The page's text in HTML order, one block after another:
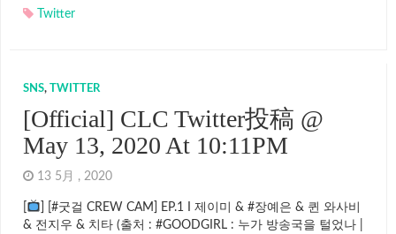
Twitter
SNS, TWITTER
[Official] CLC Twitter投稿 @
May 13, 2020 At 10:11PM
13 5月 , 2020
] [#굿걸 CREW CAM] EP.1 I 제이미 & #장예은 & 퀸 와사비
& 전지우 & 치타 (출처 : #GOODGIRL : 누가 방송국을 털었나 |